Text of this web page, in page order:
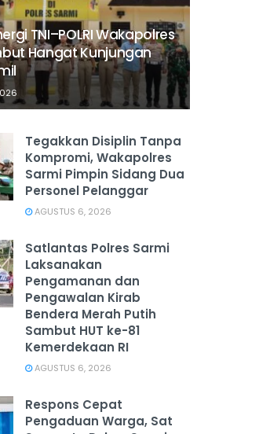
TNI–POLRI Wakapolres
Hangat Kunjungan
Tegakkan Disiplin Tanpa
Kompromi, Wakapolres
Sarmi Pimpin Sidang Dua
Personel Pelanggar
AGUSTUS 6, 2026
Satlantas Polres Sarmi
Laksanakan
Pengamanan dan
Pengawalan Kirab
Bendera Merah Putih
Sambut HUT ke-81
Kemerdekaan RI
AGUSTUS 6, 2026
Respons Cepat
Pengaduan Warga, Sat